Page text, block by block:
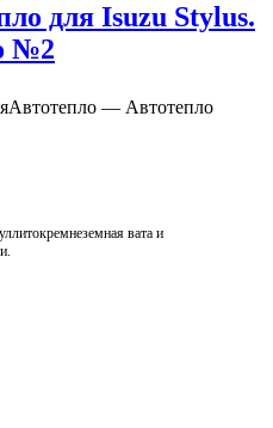
для Isuzu Stylus.
№2
Автотепло — Автотепло
вата и